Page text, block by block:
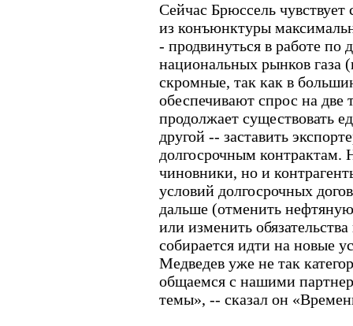
Сейчас Брюссель чувствует
из конъюнктуры
- продвинуться в работе по
национальных рынков газа
скромные, так как в
обеспечивают спрос на две
продолжает существовать
другой -- заставить
долгосрочным контрактам.
чиновники, но и
условий долгосрочных
дальше (отменить
или изменить
собирается идти на новые
Медведев уже не так
общаемся с нашими
темы», -- сказал он